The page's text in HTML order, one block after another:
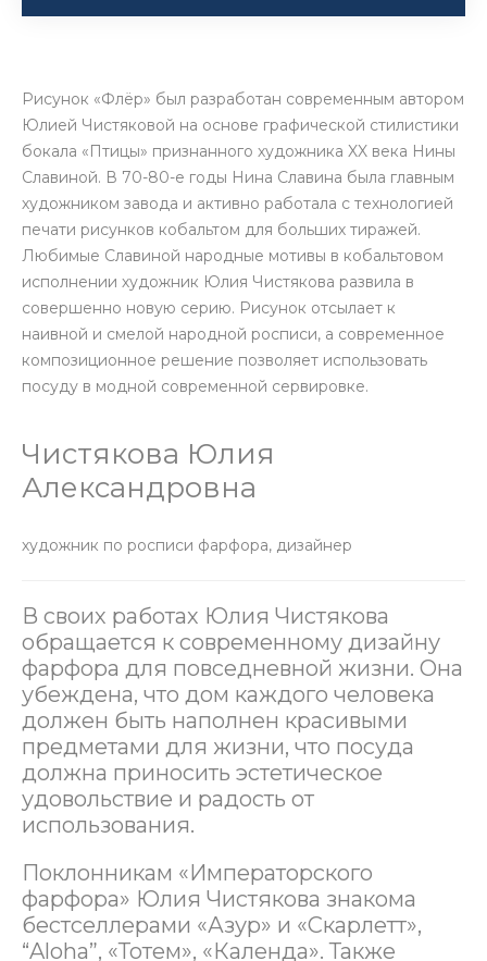
Рисунок «Флёр» был разработан современным автором
Юлией Чистяковой на основе графической стилистики
бокала «Птицы» признанного художника XX века Нины
Славиной. В 70-80-е годы Нина Славина была главным
художником завода и активно работала с технологией
печати рисунков кобальтом для больших тиражей.
Любимые Славиной народные мотивы в кобальтовом
исполнении художник Юлия Чистякова развила в
совершенно новую серию. Рисунок отсылает к
наивной и смелой народной росписи, а современное
композиционное решение позволяет использовать
посуду в модной современной сервировке.
Чистякова Юлия
Александровна
художник по росписи фарфора, дизайнер
В своих работах Юлия Чистякова
обращается к современному дизайну
фарфора для повседневной жизни. Она
убеждена, что дом каждого человека
должен быть наполнен красивыми
предметами для жизни, что посуда
должна приносить эстетическое
удовольствие и радость от
использования.
Поклонникам «Императорского
фарфора» Юлия Чистякова знакома
бестселлерами «Азур» и «Скарлетт»,
“Aloha”, «Тотем», «Календа». Также